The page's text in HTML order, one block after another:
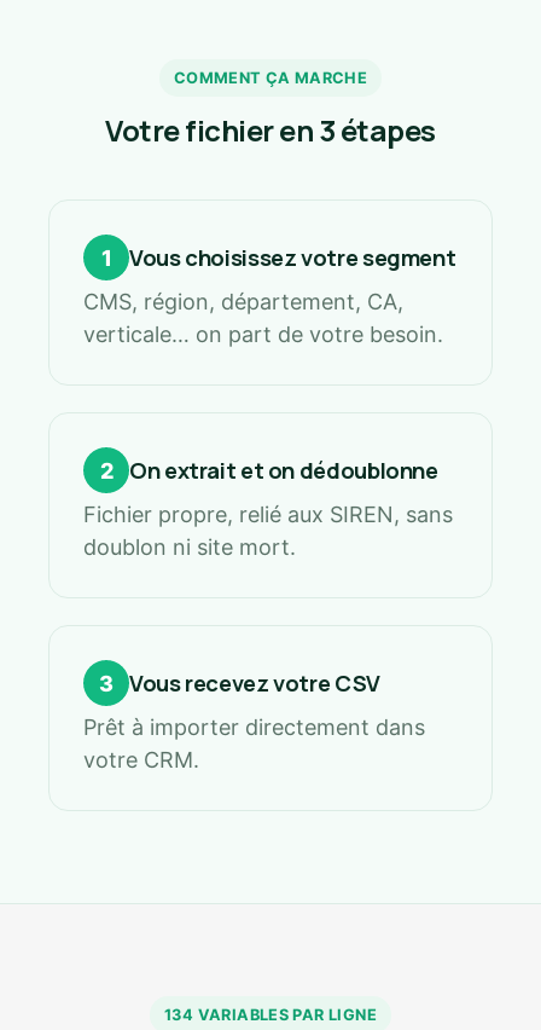
COMMENT ÇA MARCHE
Votre fichier en 3 étapes
1 Vous choisissez votre segment
CMS, région, département, CA,
verticale… on part de votre besoin.
2 On extrait et on dédoublonne
Fichier propre, relié aux SIREN, sans
doublon ni site mort.
3 Vous recevez votre CSV
Prêt à importer directement dans
votre CRM.
134 VARIABLES PAR LIGNE